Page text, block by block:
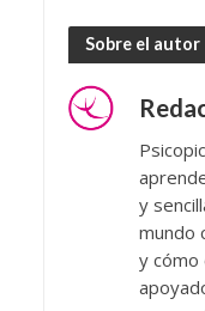
Sobre el autor
y
mundo
y cómo